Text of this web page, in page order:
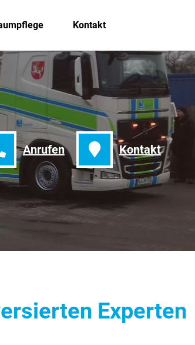
Kontakt
Anrufen Kontakt
Experten